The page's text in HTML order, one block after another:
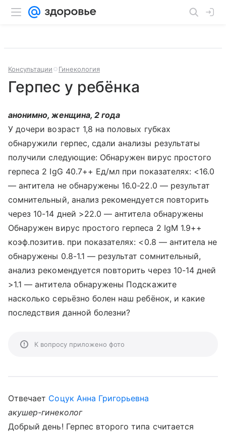
Консультации Гинекология
Герпес у ребёнка
анонимно, женщина, 2 года
У дочери возраст 1,8 на половых губках
обнаружили герпес, сдали анализы результаты
получили следующие: Обнаружен вирус простого
герпеса 2 IgG 40.7++ Ед/мл при показателях: <16.0
— антитела не обнаружены 16.0-22.0 — результат
сомнительный, анализ рекомендуется повторить
через 10-14 дней >22.0 — антитела обнаружены
Обнаружен вирус простого герпеса 2 IgM 1.9++
коэф.позитив. при показателях: <0.8 — антитела не
обнаружены 0.8-1.1 — результат сомнительный,
анализ рекомендуется повторить через 10-14 дней
>1.1 — антитела обнаружены Подскажите
насколько серьёзно болен наш ребёнок, и какие
последствия данной болезни?
К вопросу приложено фото
Отвечает Соцук Анна Григорьевна
акушер-гинеколог
Добрый день! Герпес второго типа считается